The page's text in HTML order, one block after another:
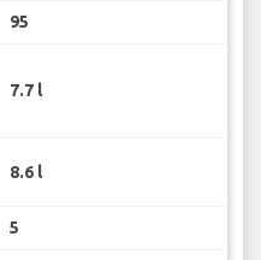
95
7.7 l
8.6 l
5